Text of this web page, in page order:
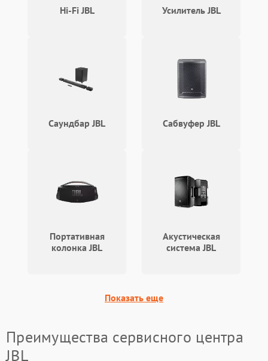
Hi-Fi JBL Усилитель JBL
Саундбар JBL Сабвуфер JBL
Портативная
колонка JBL
Акустическая
система JBL
Показать еще
Преимущества сервисного центра
JBL